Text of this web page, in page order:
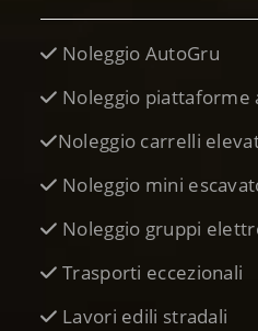
Noleggio AutoGru
Noleggio piattaforme
Noleggio carrelli
Noleggio mini
Noleggio gruppi
Trasporti eccezionali
Lavori edili stradali